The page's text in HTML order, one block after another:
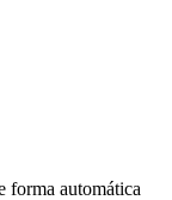
forma automática